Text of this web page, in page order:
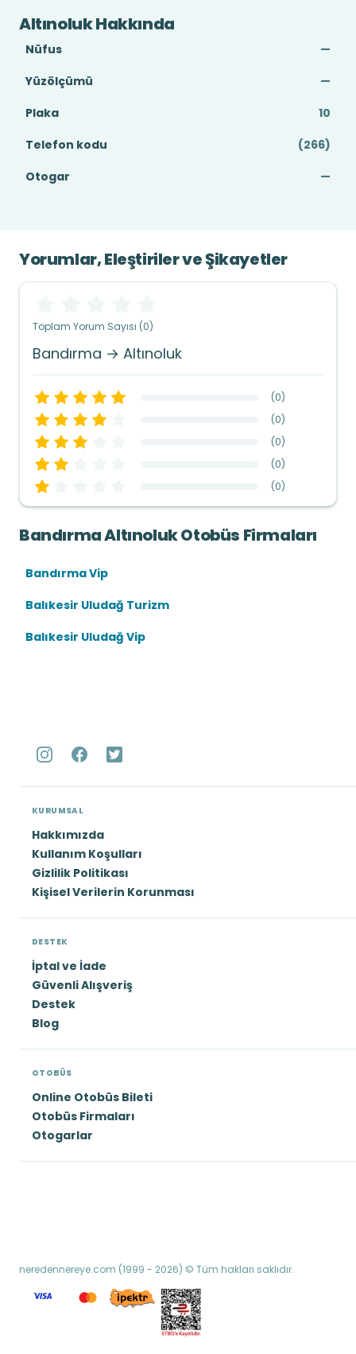
Altınoluk Hakkında
Nüfus
—
Yüzölçümü
—
Plaka
10
Telefon kodu
(266)
Otogar
—
Yorumlar, Eleştiriler ve Şikayetler
Toplam Yorum Sayısı (0)
Bandırma → Altınoluk
(0)
(0)
(0)
(0)
(0)
Bandırma Altınoluk Otobüs Firmaları
Bandırma Vip
Balıkesir Uludağ Turizm
Balıkesir Uludağ Vip
KURUMSAL
Hakkımızda
Kullanım Koşulları
Gizlilik Politikası
Kişisel Verilerin Korunması
DESTEK
İptal ve İade
Güvenli Alışveriş
Destek
Blog
OTOBÜS
Online Otobüs Bileti
Otobüs Firmaları
Otogarlar
neredennereye.com (1999 - 2026) © Tüm hakları saklıdır.